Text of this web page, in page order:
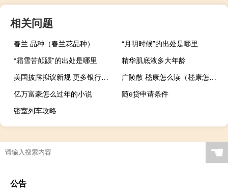
相关问题
春兰 品种（春兰花品种）
“月明时候”的出处是哪里
“霜雪苦颠踬”的出处是哪里
精华肌底液多大年龄
美国披露拟议新规 更多银行将面临长期债券发行要求
广陵散 嵇康怎么读（嵇康怎么读）
亿万富豪怎么过年的小说
随e贷申请条件
密室列车攻略
☚
公告